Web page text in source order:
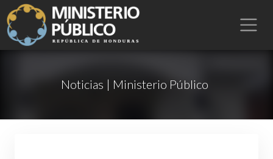
Noticias | Ministerio Público